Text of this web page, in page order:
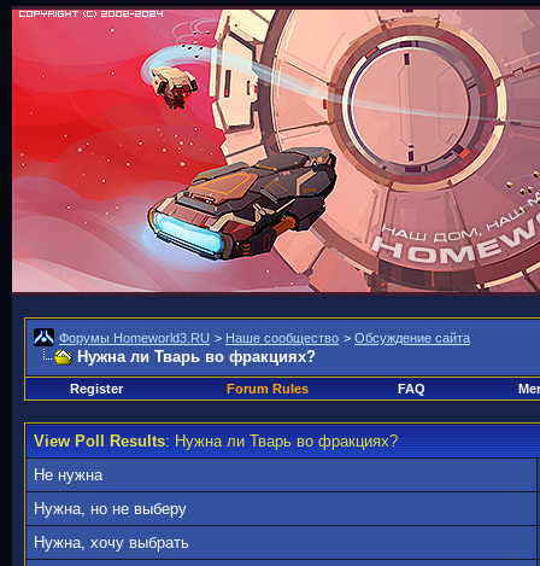
Форумы Homeworld3.RU > Наше сообщество > Обсуждение сайта
Нужна ли Тварь во фракциях?
Register Forum Rules FAQ
View Poll Results: Нужна ли Тварь во фракциях?
Не нужна
Нужна, но не выберу
Нужна, хочу выбрать